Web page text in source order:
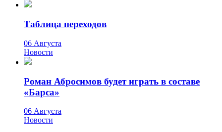
Таблица переходов
06 Августа
Новости
Роман Абросимов будет играть в составе
«Барса»
06 Августа
Новости